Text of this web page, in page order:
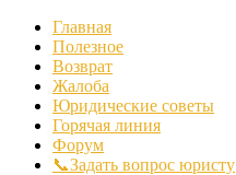
Главная
Полезное
Возврат
Жалоба
Юридические советы
Горячая линия
Форум
📞Задать вопрос юристу